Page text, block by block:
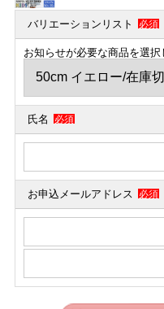
バリエーションリスト 必須
お知らせが必要な商品を選択
氏名 必須
お申込メールアドレス 必須